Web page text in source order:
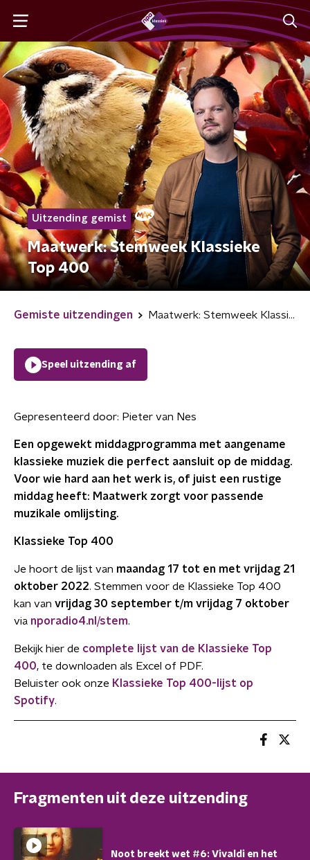
Uitzending gemist
Maatwerk: Stemweek Klassieke
Top 400
Gemiste uitzendingen Maatwerk: Stemweek Klassieke Top 400
Speel uitzending af
Gepresenteerd door: Pieter van Nes
Een opgewekt middagprogramma met aangename
klassieke muziek die perfect aansluit op de middag.
Voor wie hard aan het werk is, of juist een rustige
middag heeft: Maatwerk zorgt voor passende
muzikale omlijsting.
Klassieke Top 400
Je hoort de lijst van maandag 17 tot en met vrijdag 21
oktober 2022. Stemmen voor de Klassieke Top 400
kan van vrijdag 30 september t/m vrijdag 7 oktober
via nporadio4.nl/stem.
Bekijk hier de complete lijst van de Klassieke Top
400, te downloaden als Excel of PDF.
Beluister ook onze Klassieke Top 400-lijst op
Spotify.
Fragmenten uit deze uitzending
Noot breekt wet #6: Vivaldi en het